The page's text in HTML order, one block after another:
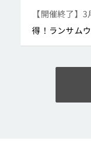
【開催終了】
得！ランサム